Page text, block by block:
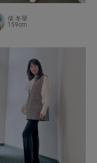
俵 冬華
159cm